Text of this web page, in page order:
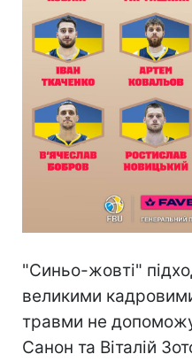
"Синьо-жовті"
великими
травми не
Санон та Віталій